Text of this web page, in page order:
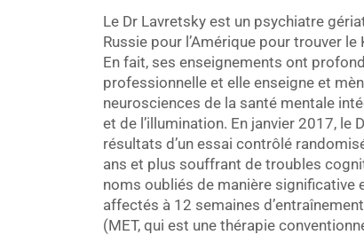
Le Dr Lavretsky est un psychiatre
Russie pour l’Amérique pour trouver le
En fait, ses enseignements ont
professionnelle et elle enseigne et
neurosciences de la santé mentale
et de l’illumination. En janvier 2017,
résultats d’un essai contrôlé
ans et plus souffrant de troubles
noms oubliés de manière significative
affectés à 12 semaines
(MET, qui est une thérapie